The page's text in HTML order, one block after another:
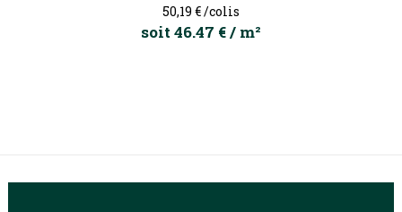
Prix
50,19 €/colis
soit 46.47 € / m²